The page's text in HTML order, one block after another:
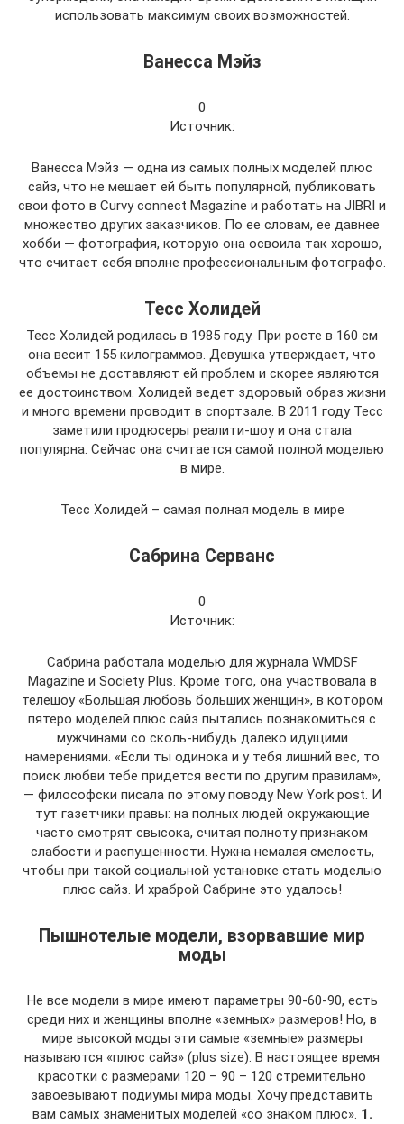
использовать максимум своих возможностей.
Ванесса Мэйз
0
Источник:
Ванесса Мэйз — одна из самых полных моделей плюс
сайз, что не мешает ей быть популярной, публиковать
свои фото в Curvy connect Magazine и работать на JIBRI и
множество других заказчиков. По ее словам, ее давнее
хобби — фотография, которую она освоила так хорошо,
что считает себя вполне профессиональным фотографо.
Тесс Холидей
Тесс Холидей родилась в 1985 году. При росте в 160 см
она весит 155 килограммов. Девушка утверждает, что
объемы не доставляют ей проблем и скорее являются
ее достоинством. Холидей ведет здоровый образ жизни
и много времени проводит в спортзале. В 2011 году Тесс
заметили продюсеры реалити-шоу и она стала
популярна. Сейчас она считается самой полной моделью
в мире.
Тесс Холидей – самая полная модель в мире
Сабрина Серванс
0
Источник:
Сабрина работала моделью для журнала WMDSF
Magazine и Society Plus. Кроме того, она участвовала в
телешоу «Большая любовь больших женщин», в котором
пятеро моделей плюс сайз пытались познакомиться с
мужчинами со сколь-нибудь далеко идущими
намерениями. «Если ты одинока и у тебя лишний вес, то
поиск любви тебе придется вести по другим правилам»,
— философски писала по этому поводу New York post. И
тут газетчики правы: на полных людей окружающие
часто смотрят свысока, считая полноту признаком
слабости и распущенности. Нужна немалая смелость,
чтобы при такой социальной установке стать моделью
плюс сайз. И храброй Сабрине это удалось!
Пышнотелые модели, взорвавшие мир
моды
Не все модели в мире имеют параметры 90-60-90, есть
среди них и женщины вполне «земных» размеров! Но, в
мире высокой моды эти самые «земные» размеры
называются «плюс сайз» (plus size). В настоящее время
красотки с размерами 120 – 90 – 120 стремительно
завоевывают подиумы мира моды. Хочу представить
вам самых знаменитых моделей «со знаком плюс». 1.